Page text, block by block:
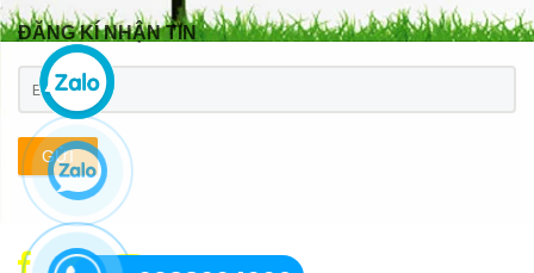
ĐĂNG KÍ NHẬN TIN
GỬI